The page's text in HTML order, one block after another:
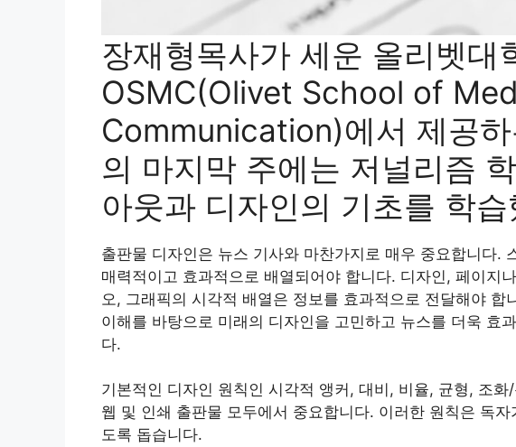
장재형목사가 세운 올리벳대
OSMC(Olivet School of
Communication)에서 제공
의 마지막 주에는 저널리즘
아웃과 디자인의 기초를 학
출판물 디자인은 뉴스 기사와 마찬가지로 매우 중요합니다.
매력적이고 효과적으로 배열되어야 합니다. 디자인, 페이지
오, 그래픽의 시각적 배열은 정보를 효과적으로 전달해야 합
이해를 바탕으로 미래의 디자인을 고민하고 뉴스를 더욱 효
다.
기본적인 디자인 원칙인 시각적 앵커, 대비, 비율, 균형, 조
웹 및 인쇄 출판물 모두에서 중요합니다. 이러한 원칙은 독
도록 돕습니다.